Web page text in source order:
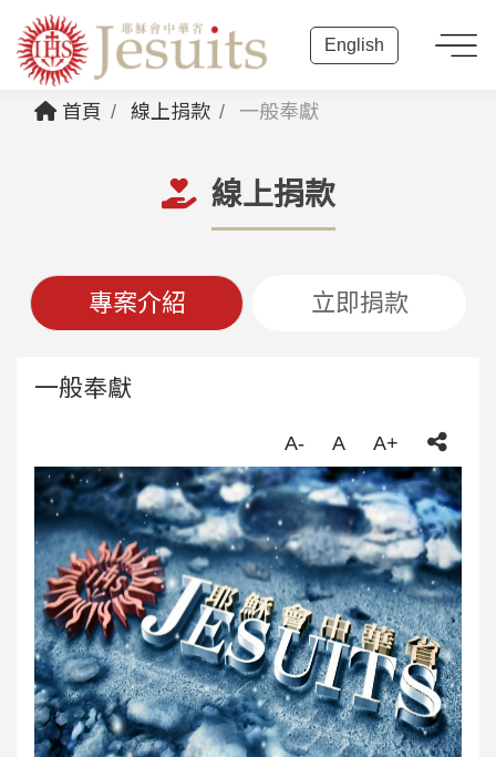
English
首頁 線上捐款 一般奉獻
線上捐款
專案介紹 立即捐款
一般奉獻
A- A A+